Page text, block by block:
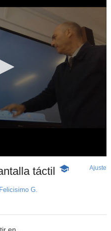
táctil
-
Ajuste
Felicisimo G.